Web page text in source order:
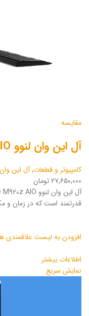
مقایسه
آل این وان لنوو ThinkCentre M920z AIO
کامپیوتر و قطعات,آل این وان
۲۷,۶۵۰,۰۰۰ تومان
قدرتمند است که در زمان و
افزودن به لیست علاقمندی
اطلاعات بیشتر
نمایش سریع